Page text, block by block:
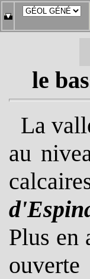
le
La
au
Plus en